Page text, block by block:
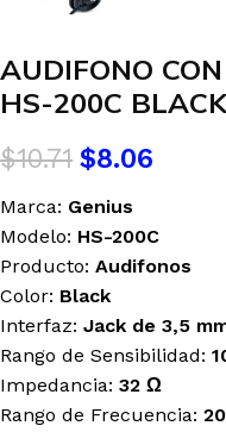
AUDIFONO
HS-200C
$10.71 $8.06
Marca: Genius
Modelo: HS-200C
Producto: Audifonos
Color: Black
Interfaz: Jack de 3,5
Rango de Sensibilidad:
Impedancia: 32 Ω
Rango de Frecuencia: